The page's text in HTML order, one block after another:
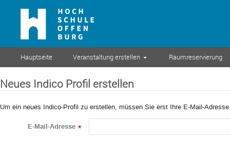
Hauptseite Veranstaltung erstellen Raumreservierung
Neues Indico Profil erstellen
Um ein neues Indico-Profil zu erstellen, müssen Sie erst Ihre E-Mail-
E-Mail-Adresse *